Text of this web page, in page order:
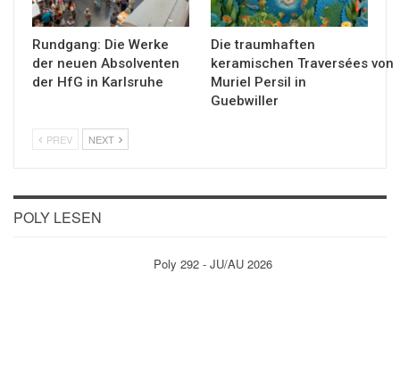
Rundgang: Die Werke
der neuen Absolventen
der HfG in Karlsruhe
Die traumhaften
keramischen Traversées von
Muriel Persil in
Guebwiller
PREV NEXT
POLY LESEN
Poly 292 - JU/AU 2026